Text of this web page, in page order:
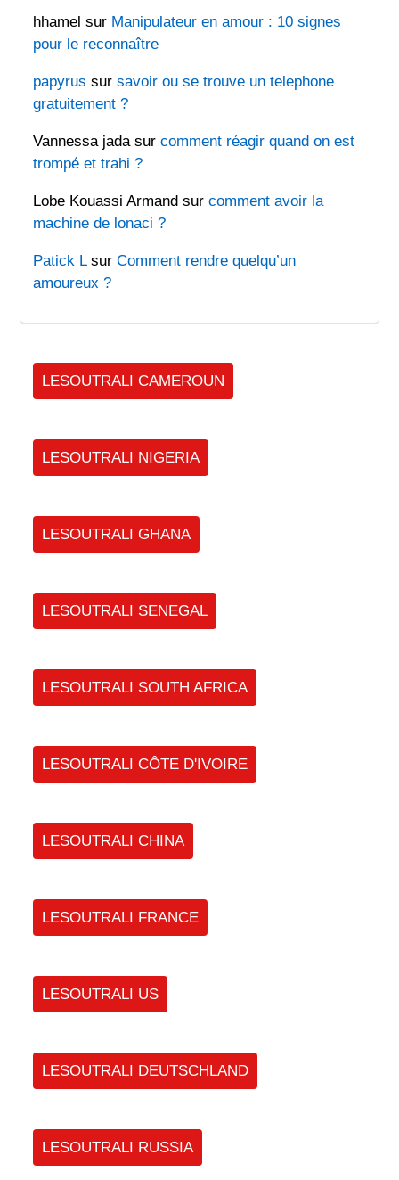
hhamel sur Manipulateur en amour : 10 signes
pour le reconnaître
papyrus sursavoir ou se trouve un telephone
gratuitement ?
Vannessa jada surcomment réagir quand on est
trompé et trahi ?
Lobe Kouassi Armand surcomment avoir la
machine de lonaci ?
Patick LsurComment rendre quelqu’un
amoureux ?
LESOUTRALI CAMEROUN
LESOUTRALI NIGERIA
LESOUTRALI GHANA
LESOUTRALI SENEGAL
LESOUTRALI SOUTH AFRICA
LESOUTRALI CÔTE D'IVOIRE
LESOUTRALI CHINA
LESOUTRALI FRANCE
LESOUTRALI US
LESOUTRALI DEUTSCHLAND
LESOUTRALI RUSSIA